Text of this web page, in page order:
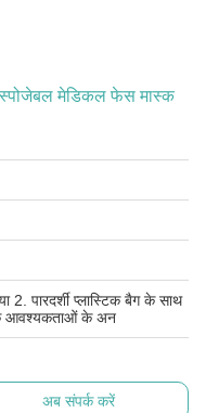
मेडिकल फेस मास्क
2. पारदर्शी प्लास्टिक बैग के साथ
आवश्यकताओं के अन
अब संपर्क करें